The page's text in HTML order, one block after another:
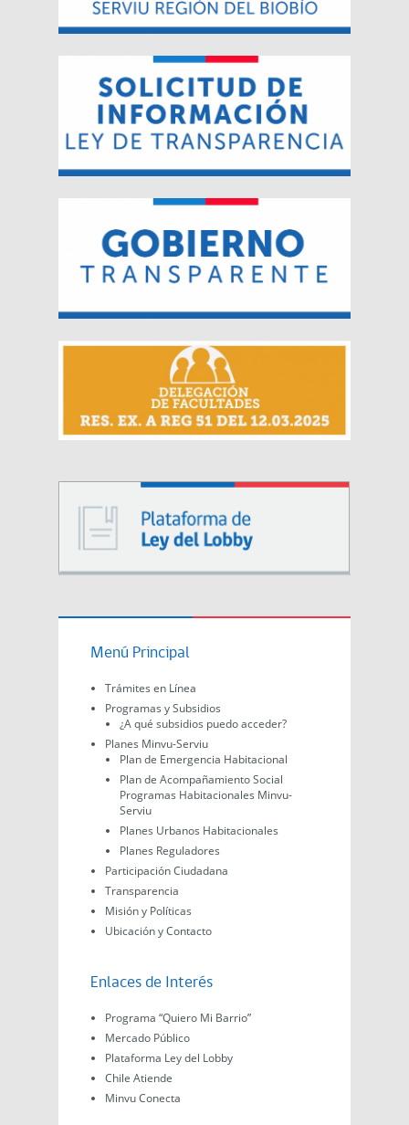
Menú Principal
Trámites en Línea
Programas y Subsidios
¿A qué subsidios puedo acceder?
Planes Minvu-Serviu
Plan de Emergencia Habitacional
Plan de Acompañamiento Social
Programas Habitacionales Minvu-
Serviu
Planes Urbanos Habitacionales
Planes Reguladores
Participación Ciudadana
Transparencia
Misión y Políticas
Ubicación y Contacto
Enlaces de Interés
Programa “Quiero Mi Barrio”
Mercado Público
Plataforma Ley del Lobby
Chile Atiende
Minvu Conecta